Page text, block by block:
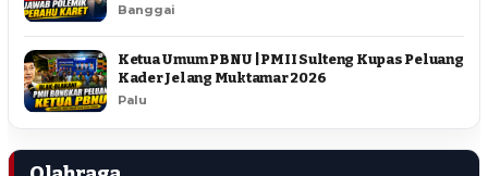
Banggai
Ketua Umum PBNU | PMII Sulteng Kupas Peluang
Kader Jelang Muktamar 2026
Palu